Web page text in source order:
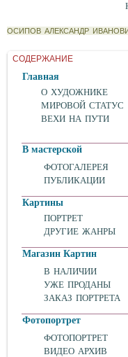
ОСИПОВ АЛЕКСАНДР
СОДЕРЖАНИЕ
Главная
О ХУДОЖНИКЕ
МИРОВОЙ СТАТУС
ВЕХИ НА ПУТИ
В мастерской
ФОТОГАЛЕРЕЯ
ПУБЛИКАЦИИ
Картины
ПОРТРЕТ
ДРУГИЕ ЖАНРЫ
Магазин Картин
В НАЛИЧИИ
УЖЕ ПРОДАНЫ
ЗАКАЗ ПОРТРЕТА
Фотопортрет
ФОТОПОРТРЕТ
ВИДЕО АРХИВ